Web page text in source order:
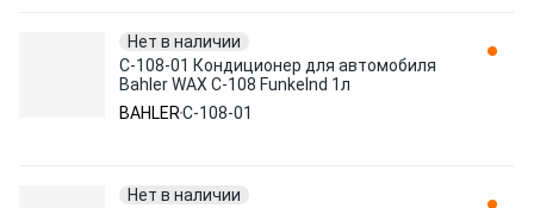
Нет в наличии
C-108-01 Кондиционер для автомобиля
Bahler WAX C-108 Funkelnd 1л
BAHLERC-108-01
Нет в наличии